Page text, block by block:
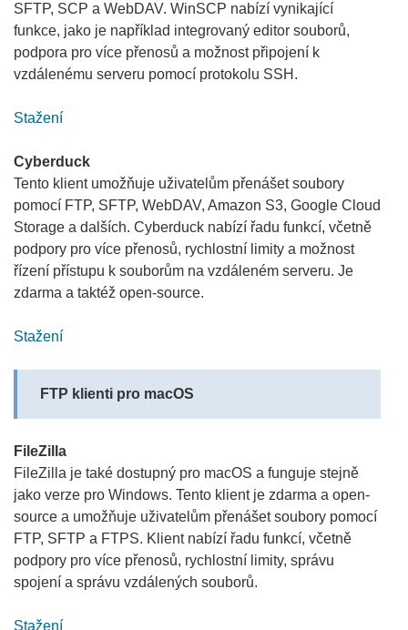
SFTP, SCP a WebDAV. WinSCP nabízí vynikající
funkce, jako je například integrovaný editor souborů,
podpora pro více přenosů a možnost připojení k
vzdálenému serveru pomocí protokolu SSH.
Stažení
Cyberduck
Tento klient umožňuje uživatelům přenášet soubory
pomocí FTP, SFTP, WebDAV, Amazon S3, Google Cloud
Storage a dalších. Cyberduck nabízí řadu funkcí, včetně
podpory pro více přenosů, rychlostní limity a možnost
řízení přístupu k souborům na vzdáleném serveru. Je
zdarma a taktéž open-source.
Stažení
FTP klienti pro macOS
FileZilla
FileZilla je také dostupný pro macOS a funguje stejně
jako verze pro Windows. Tento klient je zdarma a open-
source a umožňuje uživatelům přenášet soubory pomocí
FTP, SFTP a FTPS. Klient nabízí řadu funkcí, včetně
podpory pro více přenosů, rychlostní limity, správu
spojení a správu vzdálených souborů.
Stažení